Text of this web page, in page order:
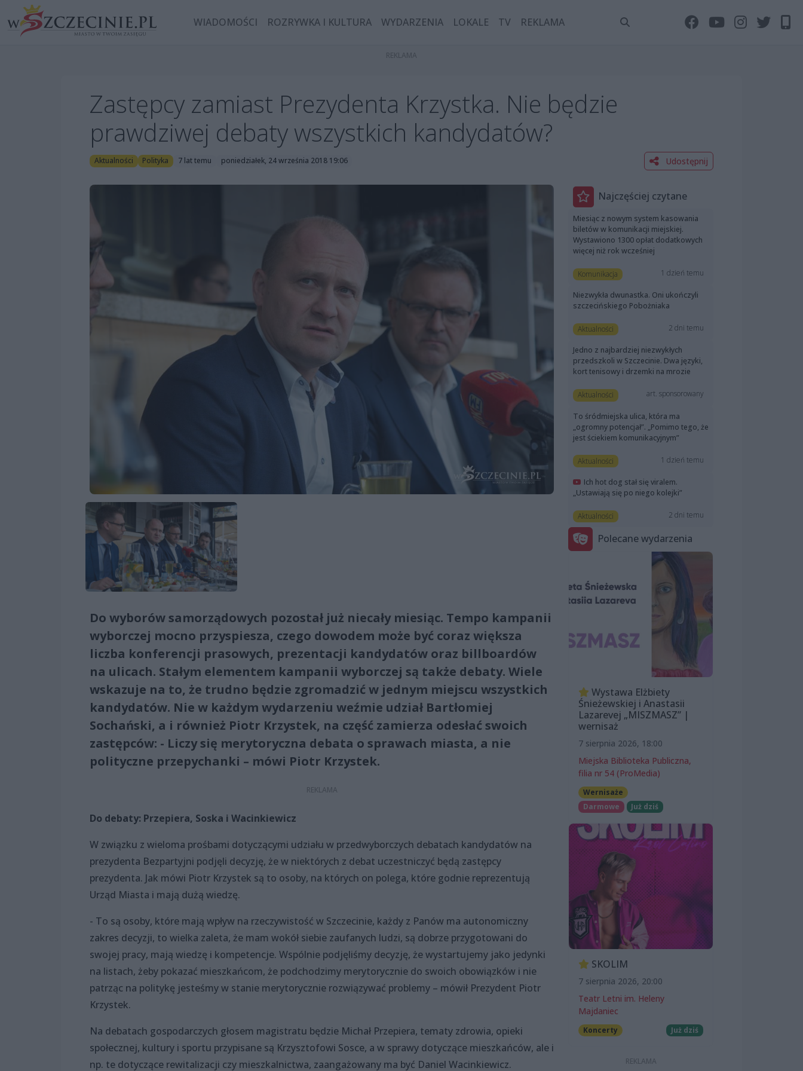
WIADOMOŚCI ROZRYWKA I KULTURA WYDARZENIA LOKALE TV REKLAMA
Zastępcy zamiast Prezydenta Krzystka. Nie będzie
prawdziwej debaty wszystkich kandydatów?
Aktualności Polityka 7 lat temu poniedziałek, 24 września 2018 19:06 Udostępnij
Do wyborów samorządowych pozostał już niecały miesiąc. Tempo kampanii
wyborczej mocno przyspiesza, czego dowodem może być coraz większa
liczba konferencji prasowych, prezentacji kandydatów oraz billboardów
na ulicach. Stałym elementem kampanii wyborczej są także debaty. Wiele
wskazuje na to, że trudno będzie zgromadzić w jednym miejscu wszystkich
kandydatów. Nie w każdym wydarzeniu weźmie udział Bartłomiej
Sochański, a i również Piotr Krzystek, na część zamierza odesłać swoich
zastępców: - Liczy się merytoryczna debata o sprawach miasta, a nie
polityczne przepychanki – mówi Piotr Krzystek.
Do debaty: Przepiera, Soska i Wacinkiewicz
W związku z wieloma prośbami dotyczącymi udziału w przedwyborczych debatach kandydatów na
prezydenta Bezpartyjni podjęli decyzję, że w niektórych z debat uczestniczyć będą zastępcy
prezydenta. Jak mówi Piotr Krzystek są to osoby, na których on polega, które godnie reprezentują
Urząd Miasta i mają dużą wiedzę.
- To są osoby, które mają wpływ na rzeczywistość w Szczecinie, każdy z Panów ma autonomiczny
zakres decyzji, to wielka zaleta, że mam wokół siebie zaufanych ludzi, są dobrze przygotowani do
swojej pracy, mają wiedzę i kompetencje. Wspólnie podjęliśmy decyzję, że wystartujemy jako jedynki
na listach, żeby pokazać mieszkańcom, że podchodzimy merytorycznie do swoich obowiązków i nie
patrząc na politykę jesteśmy w stanie merytorycznie rozwiązywać problemy – mówił Prezydent Piotr
Krzystek.
Na debatach gospodarczych głosem magistratu będzie Michał Przepiera, tematy zdrowia, opieki
społecznej, kultury i sportu przypisane są Krzysztofowi Sosce, a w sprawy dotyczące mieszkańców, ale i
np. te dotyczące rewitalizacji czy mieszkalnictwa, zaangażowany ma być Daniel Wacinkiewicz.
Najczęściej czytane
Miesiąc z nowym system kasowania
biletów w komunikacji miejskiej.
Wystawiono 1300 opłat dodatkowych
więcej niż rok wcześniej
Komunikacja 1 dzień temu
Niezwykła dwunastka. Oni ukończyli
szczecińskiego Pobożniaka
Aktualności 2 dni temu
Jedno z najbardziej niezwykłych
przedszkoli w Szczecinie. Dwa języki,
kort tenisowy i drzemki na mrozie
Aktualności art. sponsorowany
To śródmiejska ulica, która ma
„ogromny potencjał”. „Pomimo tego, że
jest ściekiem komunikacyjnym”
Aktualności 1 dzień temu
Ich hot dog stał się viralem.
„Ustawiają się po niego kolejki”
Aktualności 2 dni temu
Polecane wydarzenia
Wystawa Elżbiety
Śnieżewskiej i Anastasii
Lazarevej „MISZMASZ” |
wernisaż
7 sierpnia 2026, 18:00
Miejska Biblioteka Publiczna,
filia nr 54 (ProMedia)
Wernisaże
Darmowe
Już dziś
SKOLIM
7 sierpnia 2026, 20:00
Teatr Letni im. Heleny
Majdaniec
Koncerty Już dziś